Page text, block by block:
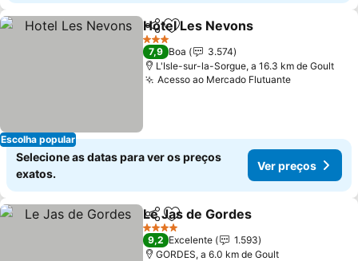
Escolha popular
PartilharAdicionar aos favoritos
Hotel Les Nevons
3 Estrelas
7,9 Boa
3.574
L'Isle-sur-la-Sorgue, a 16.3 km de Goult
Acesso ao Mercado FlutuanteVer preços
Selecione as datas para ver os preços
exatos.
Ver preços
PartilharAdicionar aos favoritos
Le Jas de Gordes
4 Estrelas
9,2 Excelente
1.593
GORDES, a 6.0 km de Goult